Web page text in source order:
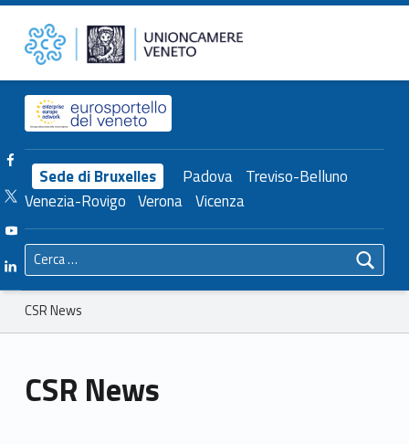
CSR News – Unioncamere del Veneto Unioncamere del Veneto
Header info sidebar
Sede di Bruxelles Padova Treviso-Belluno
Venezia-Rovigo Verona Vicenza
Facebook Unioncamere Veneto
Twitter Unioncamere Veneto
Youtube Unioncamere Veneto
Linkedin Unioncamere Veneto
Ricerca per:
Breadcrumbs navigation
CSR News
CSR News